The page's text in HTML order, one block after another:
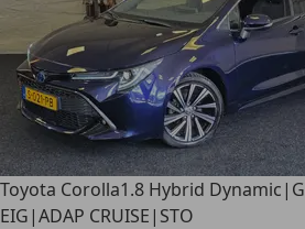
Toyota Corolla1.8 Hybrid
EIG|ADAP CRUISE|STO